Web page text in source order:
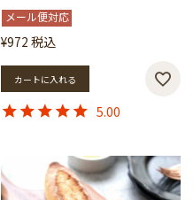
メール便対応
¥972 税込
カートに入れる
5.00